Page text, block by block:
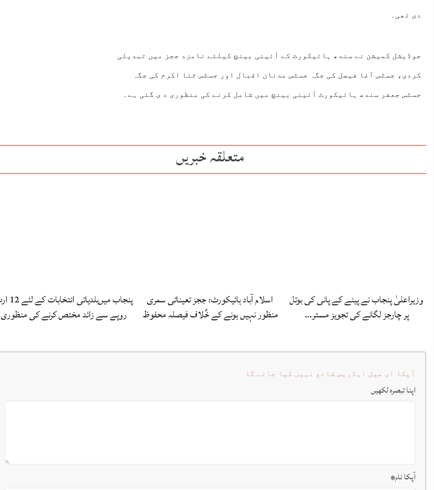
دی تھی۔
جوڈیشل کمیشن نے سندھ ہائیکورٹ کے آئینی بینچ کیلئے نامزد ججز میں تبدیلی
کردی، جسٹس آغا فیصل کی جگہ جسٹس عدنان اقبال اور جسٹس ثنا اکرم کی جگہ
جسٹس جعفر سندھ ہائیکورٹ آئینی بینچ میں شامل کرنے کی منظوری د ی گئی ہے۔
متعلقہ خبریں
وزیراعلیٰ پنجاب نے پینے کے پانی کی بوتل
پر چارجز لگانے کی تجویز مستر…
اسلام آباد ہائیکورٹ: ججز تعیناتی سمری
منظور نہیں‌ ہونے کے خٌلاف فیصلہ محفوظ
پنجاب
روپے سے زائد مختص کرنے کی منظوری
آپکا ای میل ایڈریس شائع نہیں کیا جائے گا
اپنا تبصرہ لکھیں
آپکا نام*